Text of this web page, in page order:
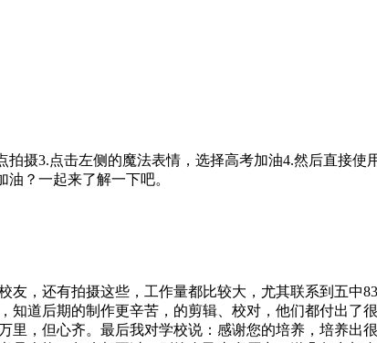
摄3.点击左侧的魔法表情，选择高考加油4.然后直接
？一起来了解一下吧。
，还有拍摄这些，工作量都比较大，尤其联系到五中
道后期的制作更辛苦，的剪辑、校对，他们都付出了
，但心齐。最后我对学校说：感谢您的培养，培养出